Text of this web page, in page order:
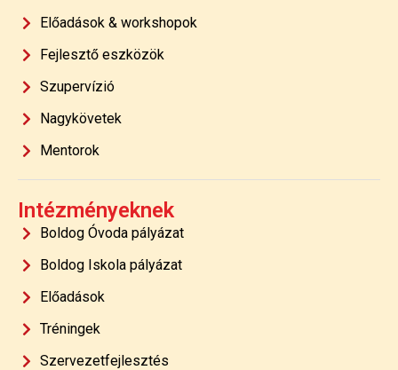
Előadások & workshopok
Fejlesztő eszközök
Szupervízió
Nagykövetek
Mentorok
Intézményeknek
Boldog Óvoda pályázat
Boldog Iskola pályázat
Előadások
Tréningek
Szervezetfejlesztés